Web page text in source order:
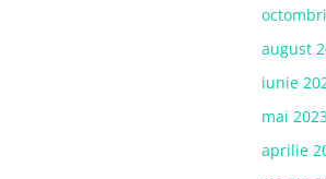
august
iunie
mai
aprilie